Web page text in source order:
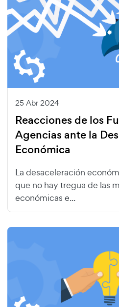
25 Abr 2024
Reacciones de los
Agencias ante la
Económica
La desaceleración
que no hay tregua de las
económicas e...